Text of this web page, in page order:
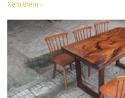
Xem thêm ››